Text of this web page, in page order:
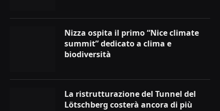
Nizza ospita il primo “Nice climate
summit” dedicato a clima e
biodiversità
La ristrutturazione del Tunnel del
Lötschberg costerà ancora di più